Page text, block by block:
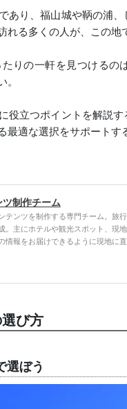
あり、福山城や鞆の浦
る多くの人が、この地
りの一軒を見つけるの
。
役立つポイントを解説
適な選択をサポートす
制作チーム
テンツを制作する専門チーム。旅
。主にホテルや観光スポット、現
情報をお届けできるように現地に
び方
選ぼう